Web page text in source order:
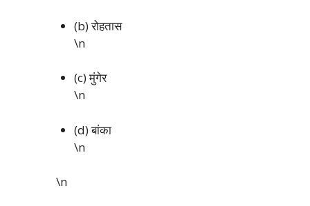
(b) रोहतास
\n
(c) मुंगेर
\n
(d) बांका
\n
\n